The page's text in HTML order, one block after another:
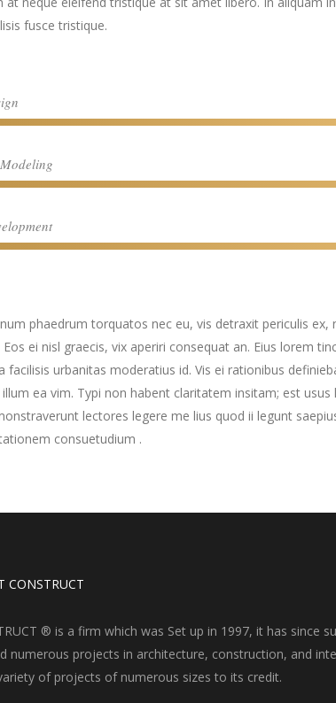
fusce tristique.
phaedrum torquatos nec eu, vis detraxit periculis
Eos ei nisl graecis, vix aperiri consequat an. Eius lorem
facilisis urbanitas moderatius id. Vis ei rationibus
illum ea vim. Typi non habent claritatem insitam; est
lectores legere me lius quod ii legunt
consuetudium .
CONSTRUCT
® is a firm which was Set up in 1997, it has since
numerous projects in architecture, construction, and
of projects of numerous sizes to its credit.